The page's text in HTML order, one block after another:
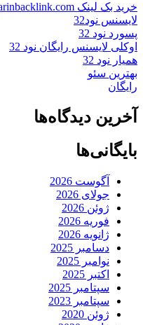
خرید بک لینک behtarinbacklink.com
لایسنس نود32
پسورد نود 32
اوکلی لایسنس رایگان نود 32
همیار نود 32
بهترین سئو
رایگان
آخرین دیدگاه‌ها
بایگانی‌ها
آگوست 2026
جولای 2026
ژوئن 2026
فوریه 2026
ژانویه 2026
دسامبر 2025
نوامبر 2025
اکتبر 2025
سپتامبر 2025
سپتامبر 2023
ژوئن 2020